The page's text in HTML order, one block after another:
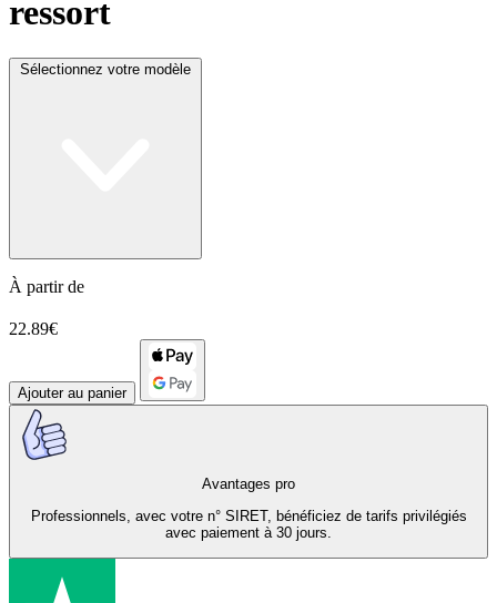
ressort
Sélectionnez votre modèle
À partir de
22.89€
Ajouter au panier
Avantages pro
Professionnels, avec votre n° SIRET, bénéficiez de tarifs privilégiés
avec paiement à 30 jours.